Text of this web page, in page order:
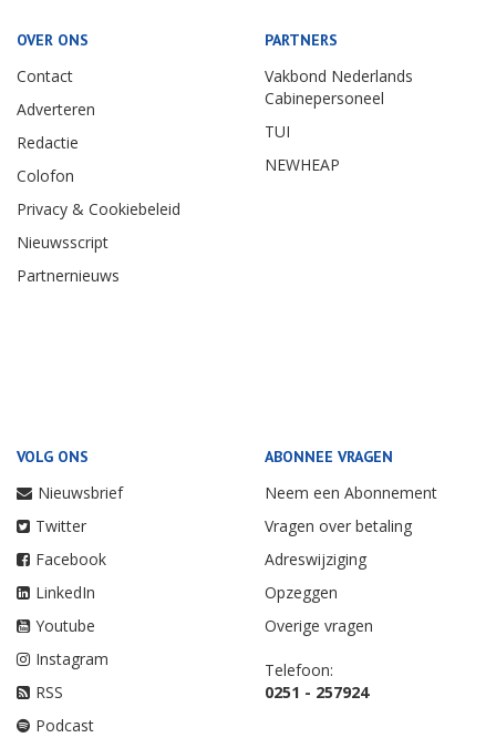
OVER ONS
Contact
Adverteren
Redactie
Colofon
Privacy & Cookiebeleid
Nieuwsscript
Partnernieuws
PARTNERS
Vakbond Nederlands
Cabinepersoneel
TUI
NEWHEAP
VOLG ONS
Nieuwsbrief
Twitter
Facebook
LinkedIn
Youtube
Instagram
RSS
Podcast
ABONNEE VRAGEN
Neem een Abonnement
Vragen over betaling
Adreswijziging
Opzeggen
Overige vragen
Telefoon:
0251 - 257924